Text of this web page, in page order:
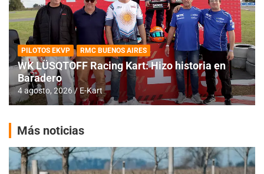
PILOTOS EKVP RMC BUENOS AIRES
WK LÜSQTOFF Racing Kart: Hizo historia en
Baradero
4 agosto, 2026 E-Kart
Más noticias